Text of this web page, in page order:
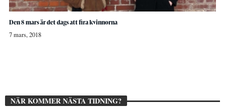
Den 8 mars är det dags att fira kvinnorna
7 mars, 2018
NÄR KOMMER NÄSTA TIDNING?